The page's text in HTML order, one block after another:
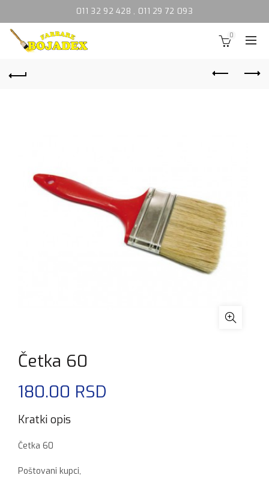
011 32 92 428 , 011 29 72 093
0
Četka 60
180.00 RSD
Kratki opis
Četka 60
Poštovani kupci,